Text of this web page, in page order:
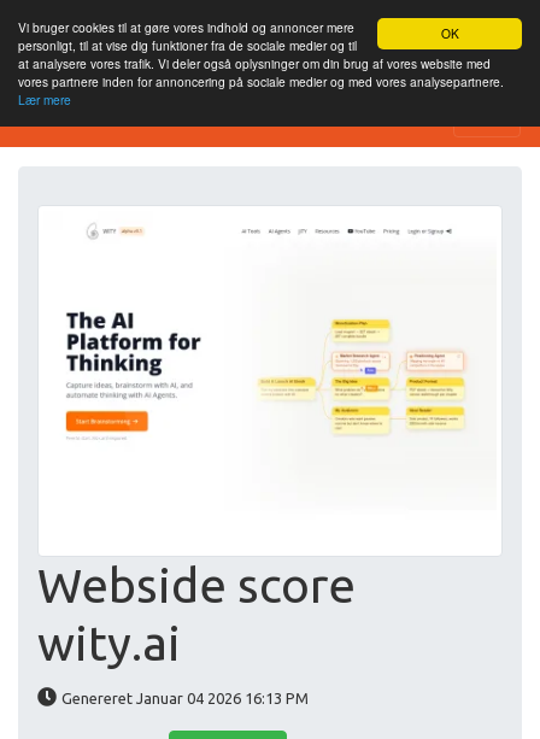
OK
Vi bruger cookies til at gøre vores indhold og annoncer mere
personligt, til at vise dig funktioner fra de sociale medier og til
at analysere vores trafik. Vi deler også oplysninger om din brug af vores website med
vores partnere inden for annoncering på sociale medier og med vores analysepartnere.
Lær mere
Værktøj til webstedsanalyse
Webside score
wity.ai
Genereret Januar 04 2026 16:13 PM